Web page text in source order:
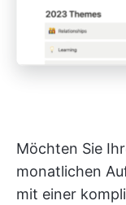
Möchten Sie
monatlichen
mit einer